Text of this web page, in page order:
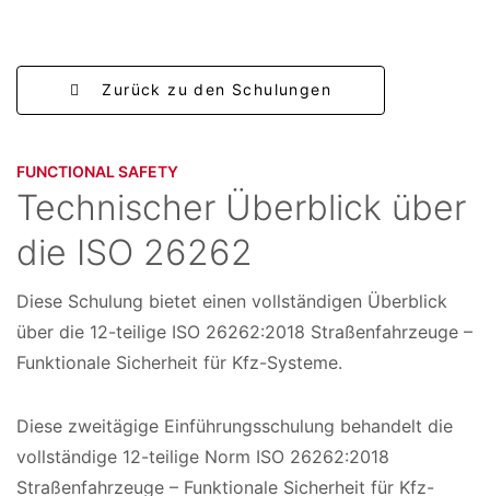
Zurück zu den Schulungen
FUNCTIONAL SAFETY​
Technischer Überblick über
die ISO 26262
K
u
s
d
Diese Schulung bietet einen vollständigen Überblick
über die 12-teilige ISO 26262:2018 Straßenfahrzeuge –
Funktionale Sicherheit für Kfz-Systeme.
Diese zweitägige Einführungsschulung behandelt die
vollständige 12-teilige Norm ISO 26262:2018
Straßenfahrzeuge – Funktionale Sicherheit für Kfz-